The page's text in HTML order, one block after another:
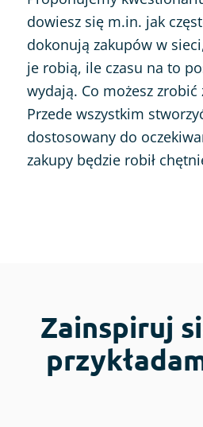
dowiesz się m.in. jak
dokonują zakupów w
je robią, ile czasu na to
wydają. Co możesz zrobić
Przede wszystkim
dostosowany do
zakupy będzie robił
Zainspiruj